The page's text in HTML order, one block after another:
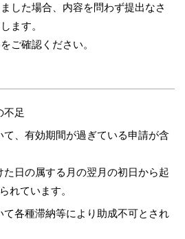
した場合、内容を問わず提出なさ
ます。
ご確認ください。
不足
て、有効期間が過ぎている申請が含
日の属する月の翌月の初日から起
れています。
各種滞納等により助成不可とされ